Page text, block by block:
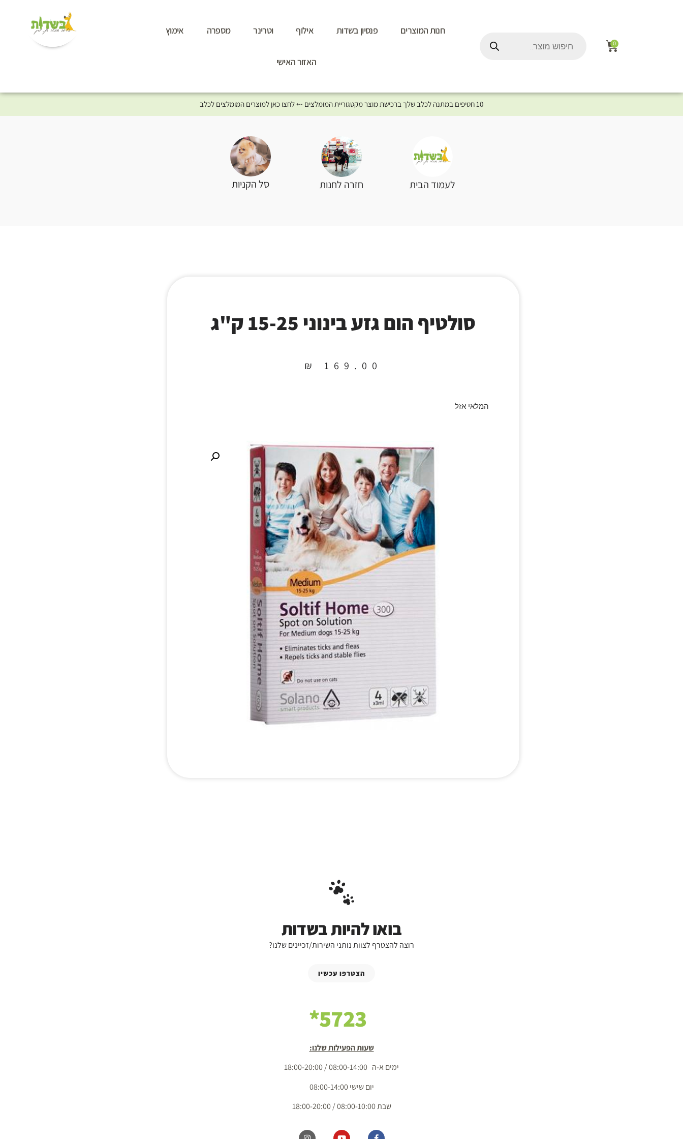
0
חנות המוצרים פנסיון בשדות אילוף וטרינר מספרה אימוץ
האזור האישי
10 חטיפים במתנה לכלב שלך ברכישת מוצר מקטגוריית המומלצים ⤎ לחצו כאן למוצרים המומלצים לכלב
לעמוד הבית חזרה לחנות סל הקניות
סולטיף הום גזע בינוני 15-25 ק"ג
₪ 169.00
המלאי אזל
בואו להיות בשדות
רוצה להצטרף לצוות נותני השירות/זכיינים שלנו?
הצטרפו עכשיו
5723*
שעות הפעילות שלנו:
ימים א-ה 08:00-14:00 / 18:00-20:00
יום שישי 08:00-14:00
שבת 08:00-10:00 / 18:00-20:00